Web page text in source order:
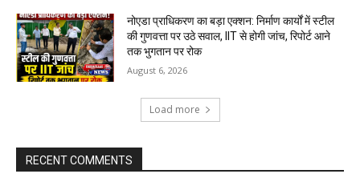
नोएडा प्राधिकरण का बड़ा एक्शन: निर्माण कार्यों में स्टील
की गुणवत्ता पर उठे सवाल, IIT से होगी जांच, रिपोर्ट आने
तक भुगतान पर रोक
August 6, 2026
Load more
RECENT COMMENTS